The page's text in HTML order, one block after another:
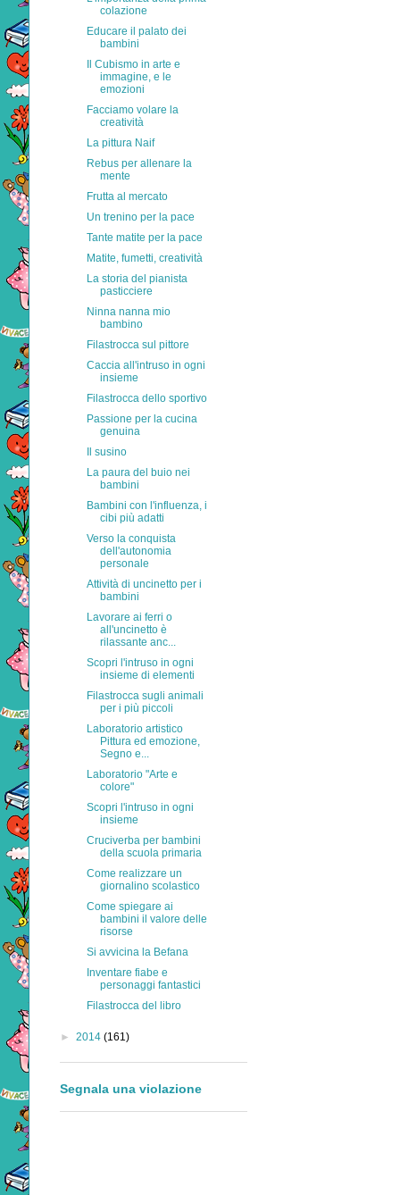
colazione
Educare il palato dei
bambini
Il Cubismo in arte e
immagine, e le
emozioni
Facciamo volare la
creatività
La pittura Naif
Rebus per allenare la
mente
Frutta al mercato
Un trenino per la pace
Tante matite per la pace
Matite, fumetti, creatività
La storia del pianista
pasticciere
Ninna nanna mio
bambino
Filastrocca sul pittore
Caccia all'intruso in ogni
insieme
Filastrocca dello sportivo
Passione per la cucina
genuina
Il susino
La paura del buio nei
bambini
Bambini con l'influenza, i
cibi più adatti
Verso la conquista
dell'autonomia
personale
Attività di uncinetto per i
bambini
Lavorare ai ferri o
all'uncinetto è
rilassante anc...
Scopri l'intruso in ogni
insieme di elementi
Filastrocca sugli animali
per i più piccoli
Laboratorio artistico
Pittura ed emozione,
Segno e...
Laboratorio "Arte e
colore"
Scopri l'intruso in ogni
insieme
Cruciverba per bambini
della scuola primaria
Come realizzare un
giornalino scolastico
Come spiegare ai
bambini il valore delle
risorse
Si avvicina la Befana
Inventare fiabe e
personaggi fantastici
Filastrocca del libro
► 2014 (161)
Segnala una violazione